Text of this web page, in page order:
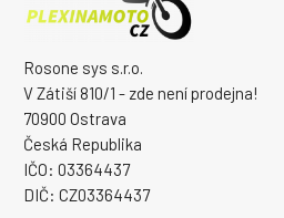
Rosone sys s.r.o.
V Zátiší 810/1 - zde není prodejna!
70900 Ostrava
Česká Republika
IČO: 03364437
DIČ: CZ03364437